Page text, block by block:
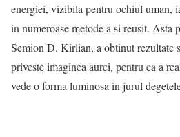
energiei, vizibila pentru ochiul uman,
in numeroase metode a si reusit. Asta
Semion D. Kirlian, a obtinut rezultate
priveste imaginea aurei, pentru ca a
vede o forma luminosa in jurul